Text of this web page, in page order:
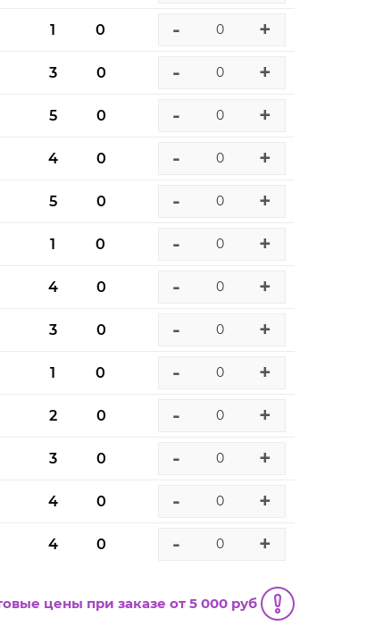
1 0 - +
3 0 - +
5 0 - +
4 0 - +
5 0 - +
1 0 - +
4 0 - +
3 0 - +
1 0 - +
2 0 - +
3 0 - +
4 0 - +
4 0 - +
цены при заказе от 5 000 руб